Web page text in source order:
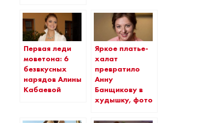
Первая леди
моветона: 6
безвкусных
нарядов Алины
Кабаевой
Яркое платье-
халат
превратило
Анну
Банщикову в
худышку, фото